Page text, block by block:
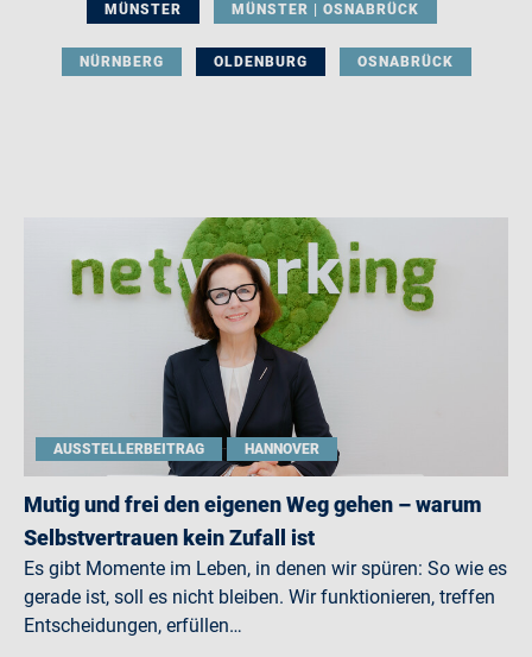
MÜNSTER MÜNSTER | OSNABRÜCK
NÜRNBERG OLDENBURG OSNABRÜCK
AUSSTELLERBEITRAG HANNOVER
Mutig und frei den eigenen Weg gehen – warum
Selbstvertrauen kein Zufall ist
Es gibt Momente im Leben, in denen wir spüren: So wie es
gerade ist, soll es nicht bleiben. Wir funktionieren, treffen
Entscheidungen, erfüllen…